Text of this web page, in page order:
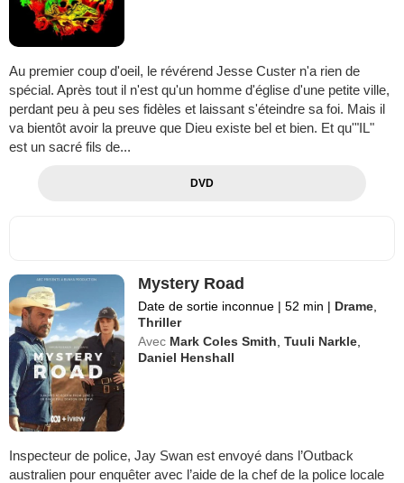
Au premier coup d'oeil, le révérend Jesse Custer n'a rien de
spécial. Après tout il n'est qu'un homme d'église d'une petite ville,
perdant peu à peu ses fidèles et laissant s'éteindre sa foi. Mais il
va bientôt avoir la preuve que Dieu existe bel et bien. Et qu'"IL"
est un sacré fils de...
DVD
Mystery Road
Date de sortie inconnue | 52 min | Drame
Thriller
Avec Mark Coles Smith ,Tuuli Narkle
Daniel Henshall
Inspecteur de police, Jay Swan est envoyé dans l’Outback
australien pour enquêter avec l’aide de la chef de la police locale